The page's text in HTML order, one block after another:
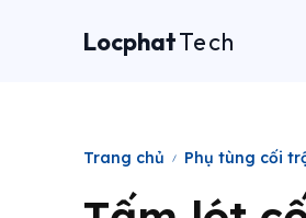
LocphatTech
Trang chủ Phụ tùng cối